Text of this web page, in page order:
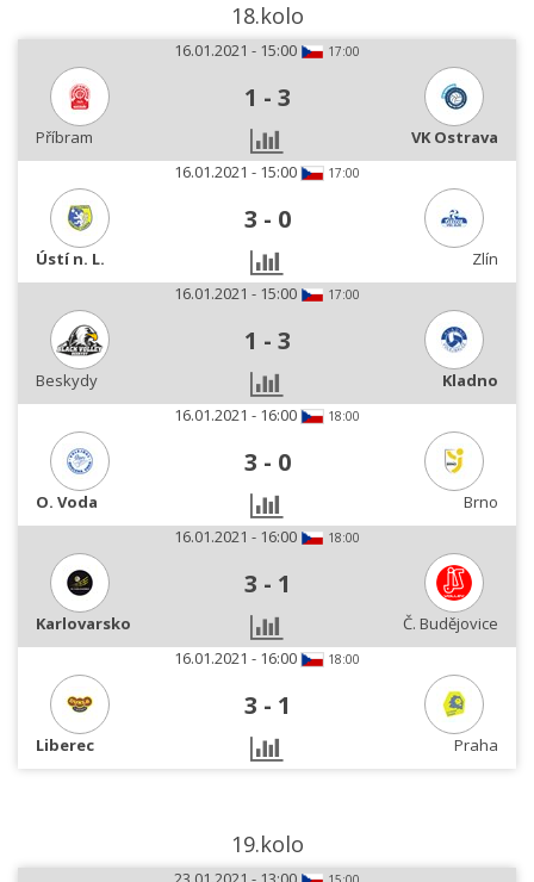
18.kolo
16.01.2021 - 15:00 17:00
1 - 3
Příbram
VK Ostrava
16.01.2021 - 15:00
17:00
3 - 0
Ústí n. L.
Zlín
16.01.2021 - 15:00
17:00
1 - 3
Beskydy
Kladno
16.01.2021 - 16:00
18:00
3 - 0
O. Voda
Brno
16.01.2021 - 16:00
18:00
3 - 1
Karlovarsko
Č. Budějovice
16.01.2021 - 16:00
18:00
3 - 1
Liberec Praha
19.kolo